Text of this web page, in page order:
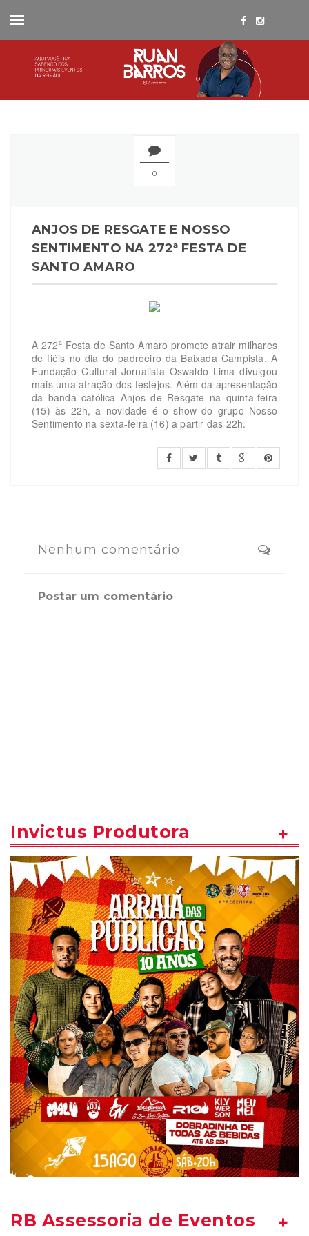
0
ANJOS DE RESGATE E NOSSO
SENTIMENTO NA 272ª FESTA DE
SANTO AMARO
A 272ª Festa de Santo Amaro promete atrair milhares
de fiéis no dia do padroeiro da Baixada Campista. A
Fundação Cultural Jornalista Oswaldo Lima divulgou
mais uma atração dos festejos. Além da apresentação
da banda católica Anjos de Resgate na quinta-feira
(15) às 22h, a novidade é o show do grupo Nosso
Sentimento na sexta-feira (16) a partir das 22h.
Nenhum comentário:
Postar um comentário
Invictus Produtora
RB Assessoria de Eventos